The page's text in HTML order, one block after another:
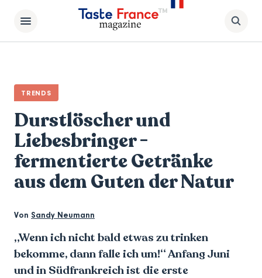
TRENDS
Durstlöscher und
Liebesbringer -
fermentierte Getränke
aus dem Guten der Natur
Von Sandy Neumann
„Wenn ich nicht bald etwas zu trinken
bekomme, dann falle ich um!“Anfang Juni
und in Südfrankreich ist die erste